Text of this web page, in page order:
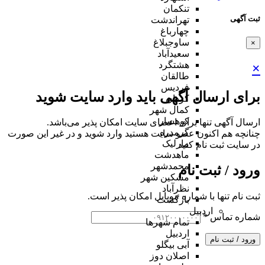
ثبت آگهی
×
×
برای ارسال آگهی باید وارد سایت شوید
ارسال آگهی تنها برای اعضای سایت امکان پذیر می‌باشد.
چنانچه هم‌ اکنون عضو سایت هستید وارد شوید و در غیر این صورت
در سایت ثبت نام کنید
ورود / ثبت نام
ثبت نام تنها با شماره موبایل امکان پذیر است.
شماره تماس*
ورود / ثبت نام
تنکمان
تهراندشت
چهارباغ
ساوجبلاغ
سعیدآباد
هشتگرد
طالقان
فردیس
کردان
کمال شهر
کوهسار
گرمدره
مارلیک
ماهدشت
محمدشهر
مشکین شهر
نظرآباد
بازگشت
اردبیل
تمام شهر‌ها
اردبیل
آبی بیگلو
اصلان دوز